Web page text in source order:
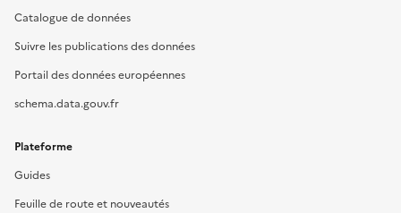
Catalogue de données
Suivre les publications des données
Portail des données européennes
schema.data.gouv.fr
Plateforme
Guides
Feuille de route et nouveautés